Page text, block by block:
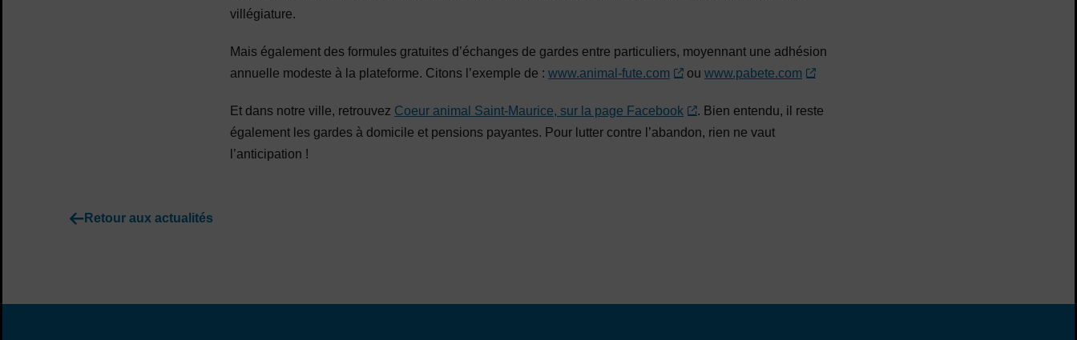
villégiature.
Mais également des formules gratuites d’échanges de gardes entre particuliers, moyennant une adhésion
annuelle modeste à la plateforme. Citons l’exemple de : www.animal-fute.com ou www.pabete.com
Et dans notre ville, retrouvez Coeur animal Saint-Maurice, sur la page Facebook
. Bien entendu, il reste
également les gardes à domicile et pensions payantes. Pour lutter contre l’abandon, rien ne vaut
l’anticipation !
Retour aux actualités